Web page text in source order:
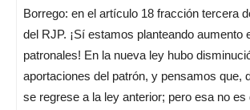
Borrego: en el artículo 18 fracción tercera
del RJP. ¡Sí estamos planteando aumento
patronales! En la nueva ley hubo
aportaciones del patrón, y pensamos que,
se regrese a la ley anterior; pero esa no es